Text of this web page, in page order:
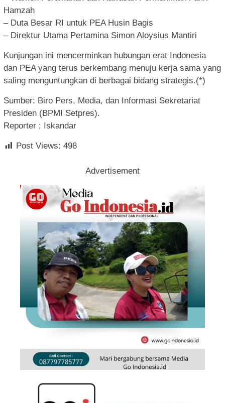
Hamzah
– Duta Besar RI untuk PEA Husin Bagis
– Direktur Utama Pertamina Simon Aloysius Mantiri
Kunjungan ini mencerminkan hubungan erat Indonesia
dan PEA yang terus berkembang menuju kerja sama yang
saling menguntungkan di berbagai bidang strategis.(*)
Sumber: Biro Pers, Media, dan Informasi Sekretariat
Presiden (BPMI Setpres).
Reporter ; Iskandar
Post Views: 498
Advertisement